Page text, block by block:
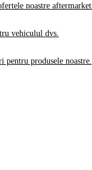
noastre aftermarket.
vehiculul dvs.
produsele noastre.